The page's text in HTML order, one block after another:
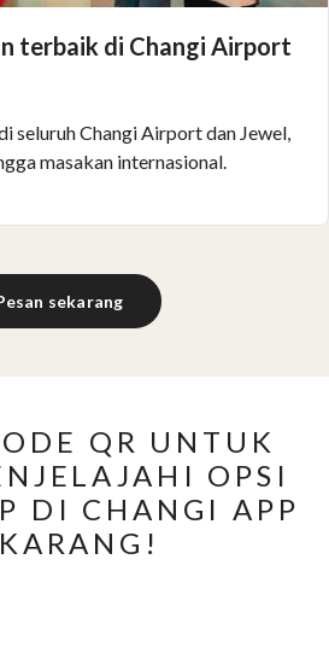
terbaik di Changi Airport
seluruh Changi Airport dan Jewel,
masakan internasional.
sekarang
QR UNTUK
OPSI
DI CHANGI APP